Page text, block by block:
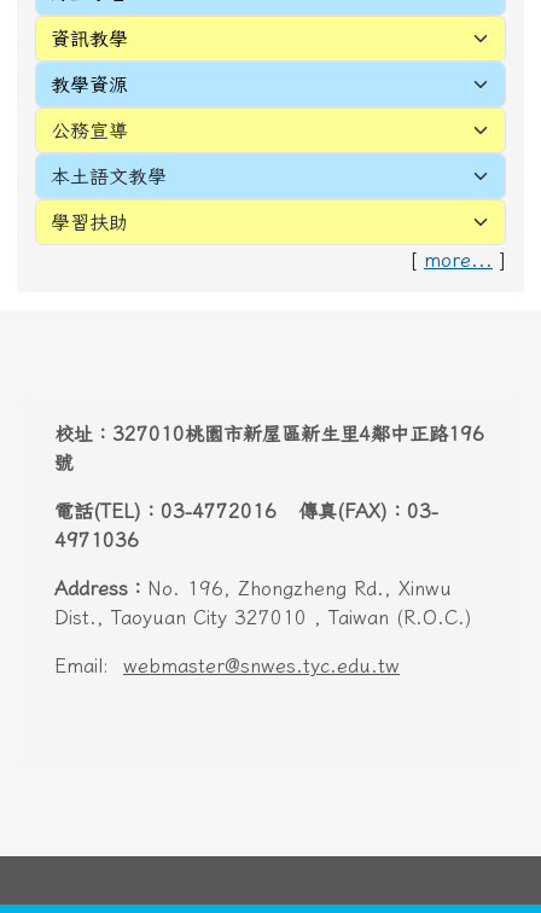
[ more... ]
校址：327010桃園市新屋區新生里4鄰中正路196
號
電話(TEL)：03-4772016 傳真(FAX)：03-
4971036
Address： No. 196, Zhongzheng Rd., Xinwu
Dist., Taoyuan City 327010 , Taiwan (R.O.C.)
Email: webmaster@snwes.tyc.edu.tw